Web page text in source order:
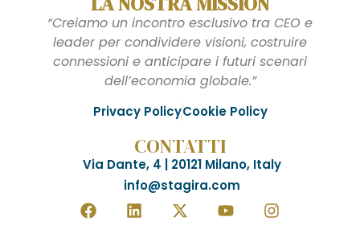
“Creiamo un incontro esclusivo tra CEO e
leader per condividere visioni, costruire
connessioni e anticipare i futuri scenari
dell’economia globale.”
Privacy PolicyCookie Policy
CONTATTI
Via Dante, 4 | 20121 Milano, Italy
info@stagira.com